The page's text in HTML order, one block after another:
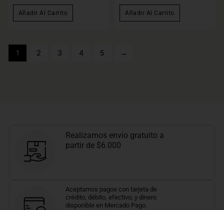
Añadir Al Carrito Añadir Al Carrito
1 2 3 4 5 →
Realizamos envío gratuito a
partir de $6.000
Aceptamos pagos con tarjeta de
crédito, débito, efectivo, y dinero
disponible en Mercado Pago.